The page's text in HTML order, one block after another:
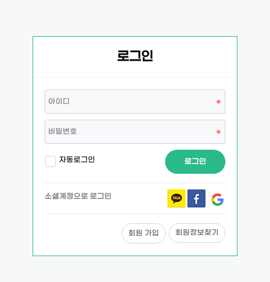
로그인
자동로그인 로그인
소셜계정으로 로그인
회원 가입 회원정보찾기